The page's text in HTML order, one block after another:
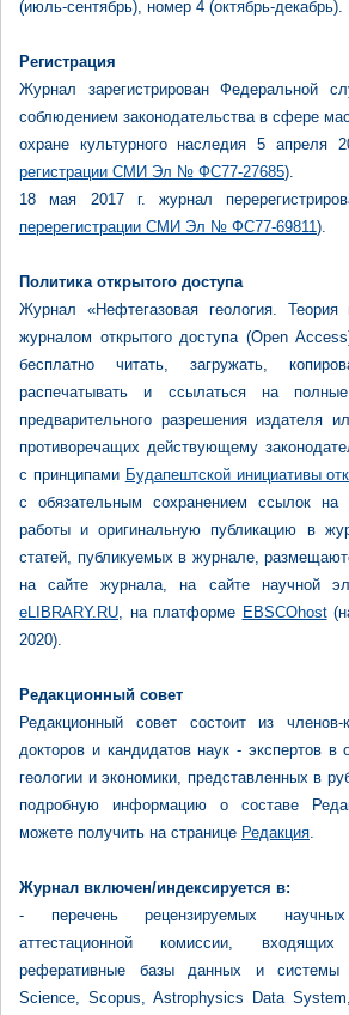
(июль-сентябрь), номер 4 (октябрь-декабрь).
Регистрация
Журнал зарегистрирован Федеральной
соблюдением законодательства в сфере
охране культурного наследия 5 апреля
регистрации СМИ Эл № ФС77-27685).
18 мая 2017 г. журнал
перерегистрации СМИ Эл № ФС77-69811).
Политика открытого доступа
Журнал «Нефтегазовая геология. Теория
журналом открытого доступа (Open
бесплатно читать, загружать,
распечатывать и ссылаться на
предварительного разрешения издателя
противоречащих действующему
с принципами Будапештской инициативы
с обязательным сохранением ссылок на
работы и оригинальную публикацию в
статей, публикуемых в журнале,
на сайте журнала, на сайте научной
eLIBRARY.RU, на платформе EBSCOhost
2020).
Редакционный совет
Редакционный совет состоит из членов-
докторов и кандидатов наук - экспертов в
геологии и экономики, представленных в
подробную информацию о составе
можете получить на странице Редакция.
Журнал включен/индексируется в:
- перечень рецензируемых
аттестационной комиссии,
реферативные базы данных и системы
Science, Scopus, Astrophysics Data